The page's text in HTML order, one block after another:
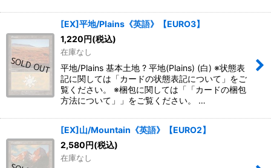
[EX]平地/Plains《英語》【EURO3】
1,220円(税込)
在庫なし
平地/Plains 基本土地 ? 平地(Plains) (白) ※状態表
記に関しては「カードの状態表記について」をご
覧ください。 ※梱包に関しては「「カードの梱包
方法について」」をご覧ください。 …
[EX]山/Mountain《英語》【EURO2】
2,580円(税込)
在庫なし